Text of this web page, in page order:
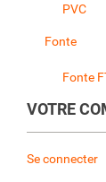
PVC
Fonte
Fonte
VOTRE
Se connecter